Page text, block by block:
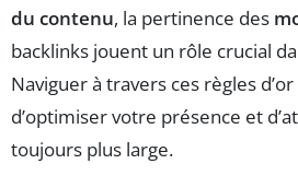
du contenu, la pertinence des
backlinks jouent un rôle crucial
Naviguer à travers ces règles
d’optimiser votre présence et
toujours plus large.